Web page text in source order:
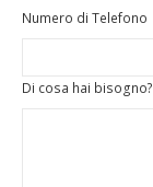
Numero di Telefono
Di cosa hai bisogno?